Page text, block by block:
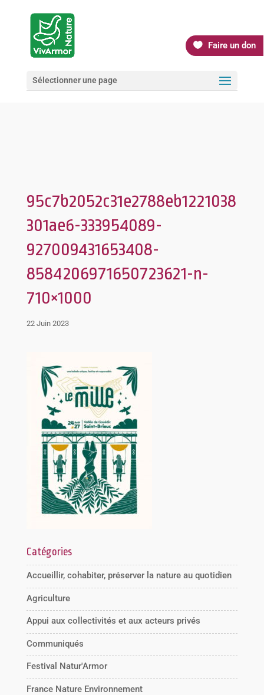
Faire un don
Sélectionner une page
95c7b2052c31e2788eb1221038
301ae6-333954089-
927009431653408-
8584206971650723621-n-
710×1000
22 Juin 2023
Catégories
Accueillir, cohabiter, préserver la nature au quotidien
Agriculture
Appui aux collectivités et aux acteurs privés
Communiqués
Festival Natur'Armor
France Nature Environnement